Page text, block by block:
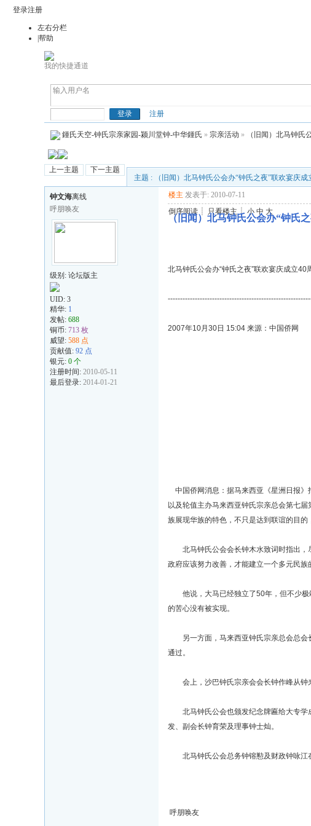
登录注册
左右分栏
|帮助
我的快捷通道
钟(鍾)氏天空
注册
鍾氏天空-钟氏宗亲家园-颍川堂钟-中华鍾氏 » 宗亲活动 » （旧闻）北马钟氏
上一主题
下一主题
主题 : （旧闻）北马钟氏公会办“钟氏之夜”联欢宴庆成
钟文海离线
呼朋唤友
级别: 论坛版主
UID: 3
精华: 1
发帖: 688
铜币: 713 枚
威望: 588 点
贡献值: 92 点
银元: 0 个
注册时间: 2010-05-11
最后登录: 2014-01-21
楼主 发表于: 2010-07-11
倒序阅读 ┊ 只看楼主 ┊ 小 中 大
（旧闻）北马钟氏公会办“钟氏
北马钟氏公会办“钟氏之夜”联欢宴庆成立40
2007年10月30日 15:04 来源：中国侨网
中国侨网消息：据马来西亚《星洲日报》
以及轮值主办马来西亚钟氏宗亲总会第七
族展现华族的特色，不只是达到联谊的目的
北马钟氏公会会长钟木水致词时指出，
政府应该努力改善，才能建立一个多元民族
他说，大马已经独立了50年，但不少极
的苦心没有被实现。
另一方面，马来西亚钟氏宗亲总会总会
通过。
会上，沙巴钟氏宗亲会会长钟作峰从钟
北马钟氏公会也颁发纪念牌匾给大专学
发、副会长钟育荣及理事钟士灿。
北马钟氏公会总务钟镕懃及财政钟咏江
呼朋唤友